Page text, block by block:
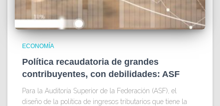
ECONOMÍA
Política recaudatoria de grandes
contribuyentes, con debilidades: ASF
Para la Auditoría Superior de la Federación (ASF), el
diseño de la política de ingresos tributarios que tiene la